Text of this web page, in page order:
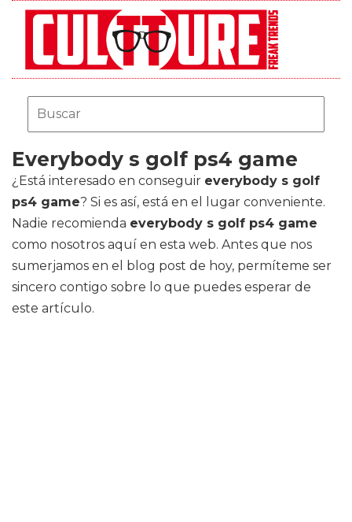
Everybody s golf ps4 game
¿Está interesado en conseguir everybody s golf
ps4 game? Si es así, está en el lugar conveniente.
Nadie recomienda everybody s golf ps4 game
como nosotros aquí en esta web. Antes que nos
sumerjamos en el blog post de hoy, permíteme ser
sincero contigo sobre lo que puedes esperar de
este artículo.